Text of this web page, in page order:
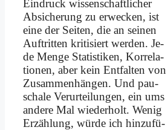
Ein­druck wis­sen­schaft­li­cher
Ab­si­che­rung zu er­wecken, ist
ei­ne der Sei­ten, die an sei­nen
Auf­trit­ten kri­ti­siert wer­den. Je­
de Men­ge Sta­ti­sti­ken, Kor­re­la­
tio­nen, aber kein Ent­fal­ten von
Zu­sam­men­hän­gen. Und pau­
scha­le Ver­ur­tei­lun­gen, ein ums
an­de­re Mal wie­der­holt. We­nig
Er­zäh­lung, wür­de ich hin­zu­fü­